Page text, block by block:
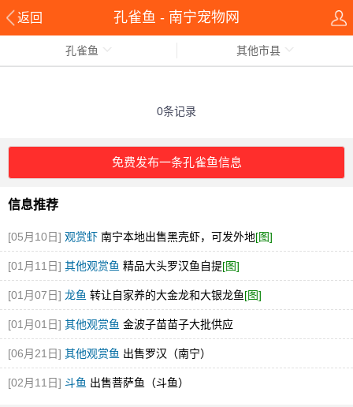
返回 孔雀鱼 - 南宁宠物网
孔雀鱼 其他市县
0条记录
免费发布一条孔雀鱼信息
信息推荐
[05月10日] 观赏虾 南宁本地出售黑壳虾，可发外地[图]
[01月11日] 其他观赏鱼 精品大头罗汉鱼自提[图]
[01月07日] 龙鱼 转让自家养的大金龙和大银龙鱼[图]
[01月01日] 其他观赏鱼 金波子苗苗子大批供应
[06月21日] 其他观赏鱼 出售罗汉（南宁）
[02月11日] 斗鱼 出售菩萨鱼（斗鱼）